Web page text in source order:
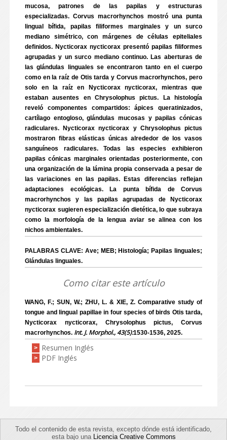
mucosa, patrones de las papilas y estructuras
especializadas. Corvus macrorhynchos mostró una punta
lingual bífida, papilas filiformes marginales y un surco
mediano simétrico, con márgenes de células epiteliales
definidos. Nycticorax nycticorax presentó papilas filiformes
agrupadas y un surco mediano continuo. Las aberturas de
las glándulas linguales se encontraron tanto en el cuerpo
como en la raíz de Otis tarda y Corvus macrorhynchos, pero
solo en la raíz en Nycticorax nycticorax, mientras que
estaban ausentes en Chrysolophus pictus. La histología
reveló componentes compartidos: ápices queratinizados,
cartílago entogloso, glándulas mucosas y papilas cónicas
radiculares. Nycticorax nycticorax y Chrysolophus pictus
mostraron fibras elásticas únicas alrededor de los vasos
sanguíneos radiculares. Todas las especies exhibieron
papilas cónicas marginales orientadas posteriormente, con
una organización de la lámina propia conservada a pesar de
las variaciones en las papilas. Estas diferencias reflejan
adaptaciones ecológicas. La punta bífida de Corvus
macrorhynchos y las papilas agrupadas de Nycticorax
nycticorax sugieren especialización dietética, lo que subraya
como la morfología de la lengua aviar se alinea con los
nichos ambientales.
PALABRAS CLAVE: Ave; MEB; Histología; Papilas linguales;
Glándulas linguales.
Como citar este artículo
WANG, F.; SUN, W.; ZHU, L. & XIE, Z. Comparative study of
tongue and lingual papillae in four species of birds Otis tarda,
Nycticorax nycticorax, Chrysolophus pictus, Corvus
macrorhynchos. Int. J. Morphol., 43(5):1530-1536, 2025.
> Resumen Inglés
> PDF Inglés
Todo el contenido de esta revista, excepto dónde está identificado,
esta bajo una Licencia Creative Commons